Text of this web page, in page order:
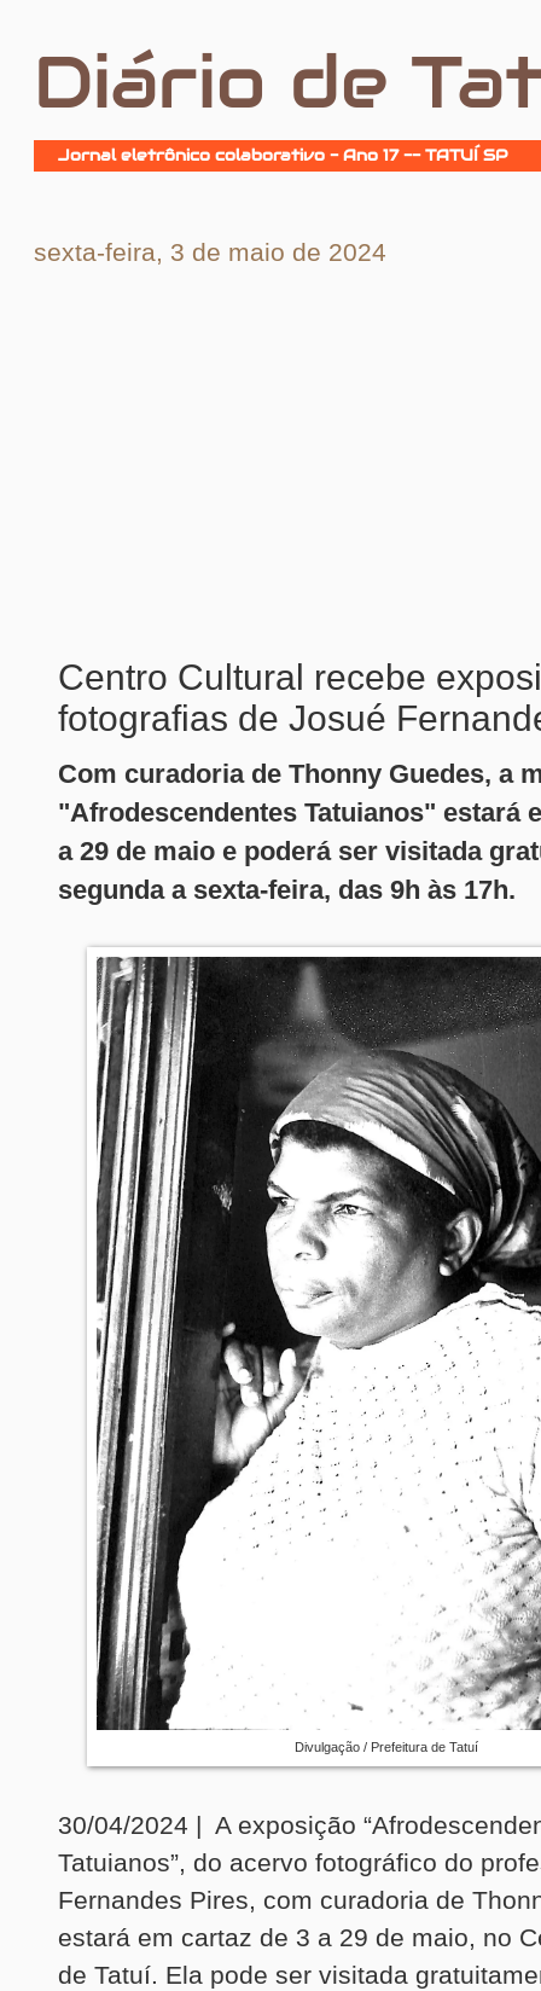
Diário de
Jornal eletrônico colaborativo - Ano 17 -- TATUÍ SP
sexta-feira, 3 de maio de 2024
Centro Cultural recebe
fotografias de Josué
Com curadoria de Thonny Guedes, a
"Afrodescendentes Tatuianos" estará
a 29 de maio e poderá ser visitada
segunda a sexta-feira, das 9h às 17h.
Divulgação / Prefeitura de Tatuí
30/04/2024 | A exposição
Tatuianos”, do acervo fotográfico do
Fernandes Pires, com curadoria de
estará em cartaz de 3 a 29 de maio, no
de Tatuí. Ela pode ser visitada